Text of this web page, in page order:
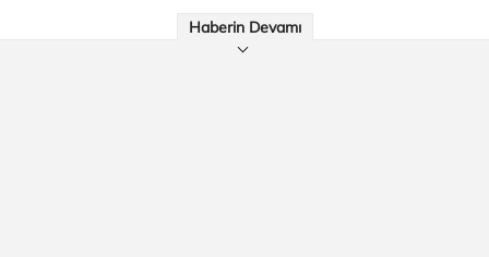
Haberin Devamı